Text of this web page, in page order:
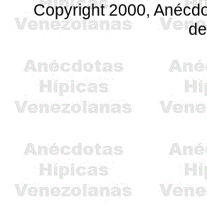
Copyright 2000,